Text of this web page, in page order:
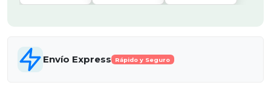
Envío Express Rápido y Seguro